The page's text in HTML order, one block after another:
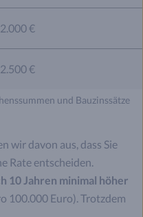
und Bauzinssätze
2.000 €
2.500 €
wir davon aus, dass Sie
Rate entscheiden.
10 Jahren minimal höher
100.000 Euro). Trotzdem